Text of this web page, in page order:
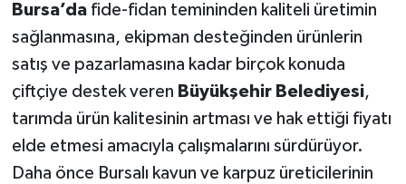
Bursa’da fide-fidan temininden kaliteli üretimin
sağlanmasına, ekipman desteğinden ürünlerin
satış ve pazarlamasına kadar birçok konuda
çiftçiye destek veren Büyükşehir Belediyesi,
tarımda ürün kalitesinin artması ve hak ettiği fiyatı
elde etmesi amacıyla çalışmalarını sürdürüyor.
Daha önce Bursalı kavun ve karpuz üreticilerinin